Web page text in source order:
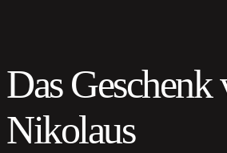
Das Geschenk
Nikolaus